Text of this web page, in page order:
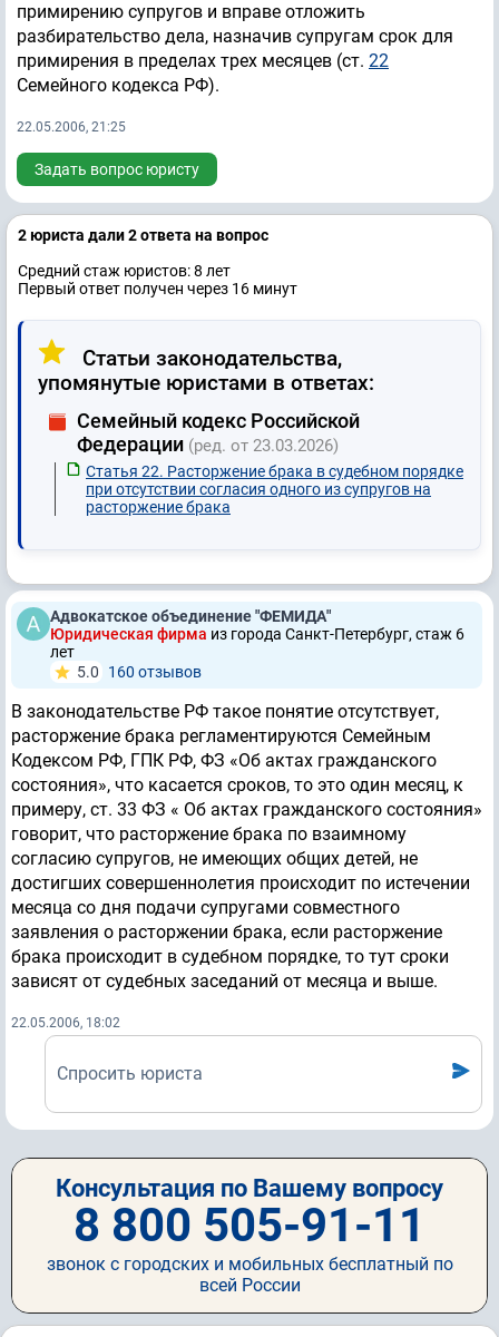
примирению супругов и вправе отложить
разбирательство дела, назначив супругам срок для
примирения в пределах трех месяцев (ст. 22
Семейного кодекса РФ).
22.05.2006, 21:25
Задать вопрос юристу
2 юристa дали 2 ответa на вопрос
Средний стаж юристов: 8 лет
Первый ответ получен через 16 минут
Статьи законодательства,
упомянутые юристами в ответах:
Семейный кодекс Российской
Федерации (ред. от 23.03.2026)
Статья 22. Расторжение брака в судебном порядке
при отсутствии согласия одного из супругов на
расторжение брака
Адвокатское объединение "ФЕМИДА"
Юридическая фирма из города Санкт-Петербург, стаж 6
лет
5.0
160 отзывов
В законодательстве РФ такое понятие отсутствует,
расторжение брака регламентируются Семейным
Кодексом РФ, ГПК РФ, ФЗ «Об актах гражданского
состояния», что касается сроков, то это один месяц, к
примеру, ст. 33 ФЗ « Об актах гражданского состояния»
говорит, что расторжение брака по взаимному
согласию супругов, не имеющих общих детей, не
достигших совершеннолетия происходит по истечении
месяца со дня подачи супругами совместного
заявления о расторжении брака, если расторжение
брака происходит в судебном порядке, то тут сроки
зависят от судебных заседаний от месяца и выше.
22.05.2006, 18:02
Спросить юриста
Консультация по Вашему вопросу
8 800 505-91-11
звонок с городских и мобильных бесплатный по
всей России